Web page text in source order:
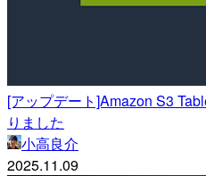
[アップデート]Amazon S3
りました
小高良介
2025.11.09